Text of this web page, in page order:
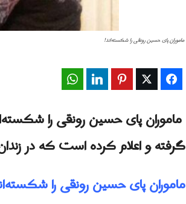
4
ماموران پای حسین رونقی را شکسته‌اند!
Facebook
Twitter
Pinterest
LinkedIn
ماموران پای حسین رونقی را
گرفته و اعلام کرده است که در
ماموران پای حسین رونقی را